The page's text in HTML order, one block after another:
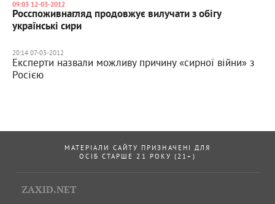
09:03 12-03-2012
Росспоживнагляд продовжує вилучати з обігу
українські сири
20:14 07-03-2012
Експерти назвали можливу причину «сирної війни» з
Росією
МАТЕРІАЛИ САЙТУ ПРИЗНАЧЕНІ ДЛЯ
ОСІБ СТАРШЕ 21 РОКУ (21+)
ZAXID.NET